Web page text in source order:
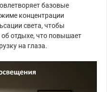
базовые
концентрации
света, чтобы
отдыхе, что повышает
на глаза.